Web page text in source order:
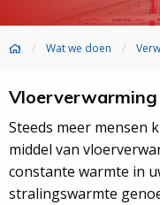
Wat we doen
Vloerverwarming
Steeds meer mensen
middel van
constante warmte in
stralingswarmte